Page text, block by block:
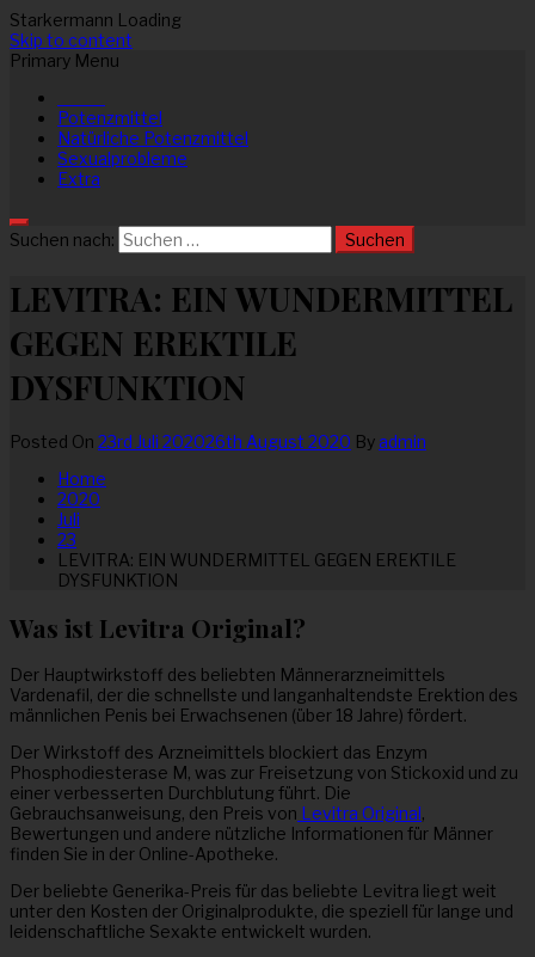
Starkermann Loading
Skip to content
Primary Menu
Potenzmittel
Natürliche Potenzmittel
Sexualprobleme
Extra
Suchen nach:
LEVITRA: EIN WUNDERMITTEL
GEGEN EREKTILE
DYSFUNKTION
Posted On 23rd Juli 202026th August 2020 Byadmin
Home
2020
Juli
23
LEVITRA: EIN WUNDERMITTEL GEGEN EREKTILE
DYSFUNKTION
Was ist Levitra Original?
Der Hauptwirkstoff des beliebten Männerarzneimittels
Vardenafil, der die schnellste und langanhaltendste Erektion des
männlichen Penis bei Erwachsenen (über 18 Jahre) fördert.
Der Wirkstoff des Arzneimittels blockiert das Enzym
Phosphodiesterase M, was zur Freisetzung von Stickoxid und zu
einer verbesserten Durchblutung führt. Die
Gebrauchsanweisung, den Preis von Levitra Original,
Bewertungen und andere nützliche Informationen für Männer
finden Sie in der Online-Apotheke.
Der beliebte Generika-Preis für das beliebte Levitra liegt weit
unter den Kosten der Originalprodukte, die speziell für lange und
leidenschaftliche Sexakte entwickelt wurden.